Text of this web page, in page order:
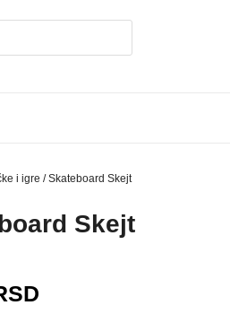
i igre / Skateboard Skejt
Skejt